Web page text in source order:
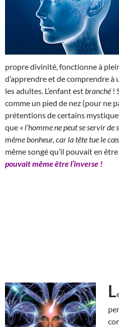
propre divinité, fonctionne à
d’apprendre et de comprendre à
les adultes. L’enfant est branché !
comme un pied de nez (pour ne
prétentions de certains
que « l’homme ne peut se servir
même bonheur, car la tête tue le
même songé qu’il pouvait en
pouvait même être l’inverse !
L